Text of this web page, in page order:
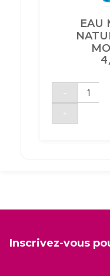
EAU
-
quantité
EAU
0,5L
+
Inscrivez-vous